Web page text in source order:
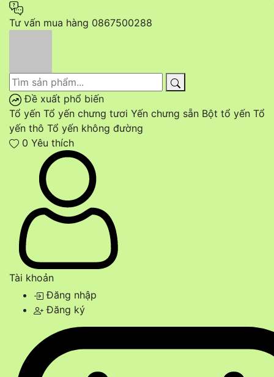
Tư vấn mua hàng 0867500288
Đề xuất phổ biến
Tổ yến Tổ yến chưng tươi Yến chưng sẵn Bột tổ yến Tổ
yến thô Tổ yến không đường
0 Yêu thích
Tài khoản
Đăng nhập
Đăng ký